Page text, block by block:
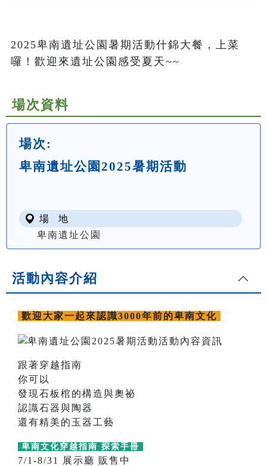
2025卑南遺址公園暑期活動什錦大餐，上菜
囉！歡迎來遺址公園感受夏天~~
場次資料
場次:
卑南遺址公園2025暑期活動
場 地
卑南遺址公園
活動內容介紹
歡迎大家一起來認識3000年前的卑南文化
跟著穿越指南
你可以
發現石板棺的構造與奧祕
認識石器與陶器
還有精美的玉器工藝
卑南文化穿越指南 探索手冊
7/1-8/31 展示廳 販售中